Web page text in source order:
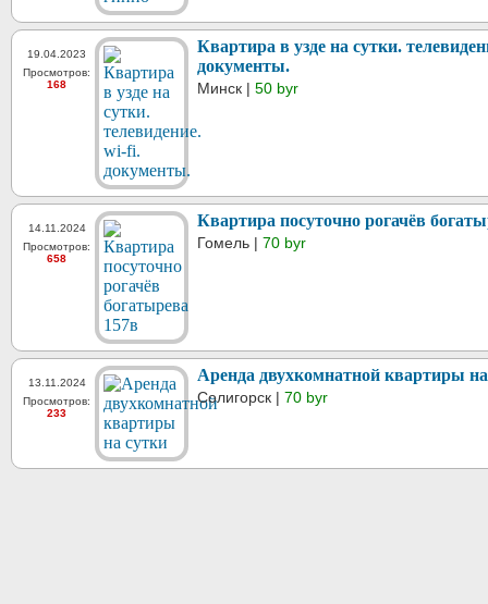
19.04.2023
Просмотров:
168
Квартира в узде на сутки.
документы.
Минск | 50 byr
14.11.2024
Просмотров:
658
Квартира посуточно рогачёв
Гомель | 70 byr
13.11.2024
Просмотров:
233
Аренда двухкомнатной квартиры
Солигорск | 70 byr